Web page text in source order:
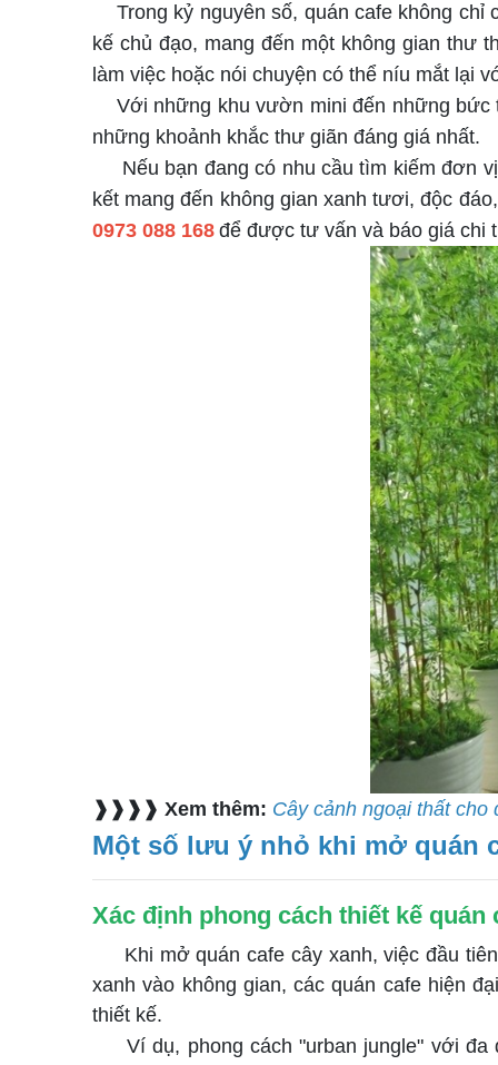
Trong kỷ nguyên số, quán cafe không
kế chủ đạo, mang đến một không gian thư
làm việc hoặc nói chuyện có thể níu mắt lại
Với những khu vườn mini đến những
những khoảnh khắc thư giãn đáng giá nhất.
Nếu bạn đang có nhu cầu tìm kiếm đơn
kết mang đến không gian xanh tươi, độc
0973 088 168 để được tư vấn và báo giá chi
❱❱❱❱ Xem thêm: Cây cảnh ngoại thất
Một số lưu ý nhỏ khi mở quán
Xác định phong cách thiết kế quán
Khi mở quán cafe cây xanh, việc đầu
xanh vào không gian, các quán cafe hiện
thiết kế.
Ví dụ, phong cách "urban jungle" với đa